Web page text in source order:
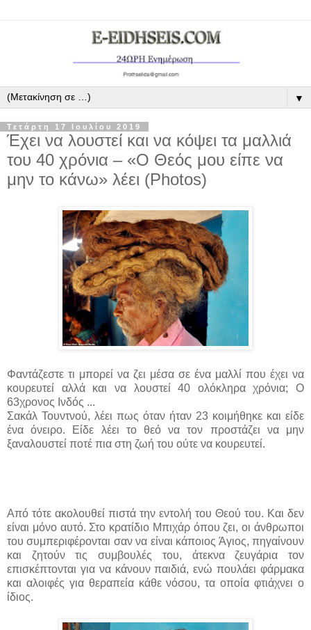
▼
Τετάρτη 17 Ιουλίου 2019
Έχει να λουστεί και να κόψει τα μαλλιά
του 40 χρόνια – «Ο Θεός μου είπε να
μην το κάνω» λέει (Photos)
Φαντάζεστε τι μπορεί να ζει μέσα σε ένα μαλλί που έχει να
κουρευτεί αλλά και να λουστεί 40 ολόκληρα χρόνια; Ο
63χρονος Ινδός ...
Σακάλ Τουντνού, λέει πως όταν ήταν 23 κοιμήθηκε και είδε
ένα όνειρο. Είδε λέει το θεό να τον προστάζει να μην
ξαναλουστεί ποτέ πια στη ζωή του ούτε να κουρευτεί.
Από τότε ακολουθεί πιστά την εντολή του Θεού του. Και δεν
είναι μόνο αυτό. Στο κρατίδιο Μπιχάρ όπου ζει, οι άνθρωποι
του συμπεριφέρονται σαν να είναι κάποιος Άγιος, πηγαίνουν
και ζητούν τις συμβουλές του, άτεκνα ζευγάρια τον
επισκέπτονται για να κάνουν παιδιά, ενώ πουλάει φάρμακα
και αλοιφές για θεραπεία κάθε νόσου, τα οποία φτιάχνει ο
ίδιος.